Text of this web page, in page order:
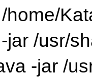
home/
/usr/
-jar /